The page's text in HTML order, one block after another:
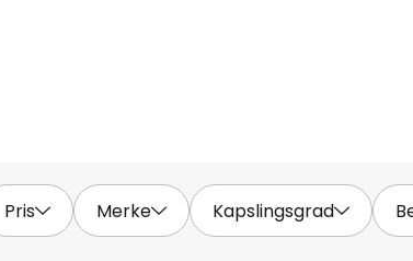
Pris Merke Kapslingsgrad